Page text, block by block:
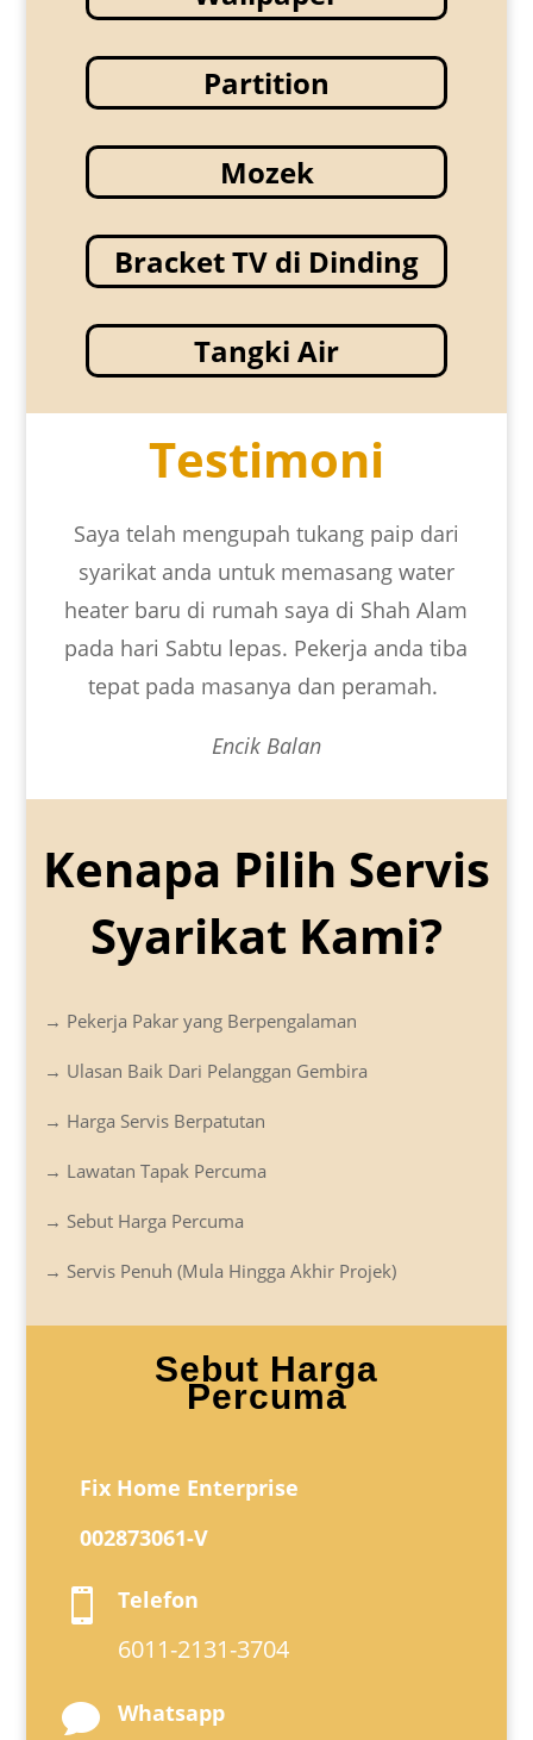
Partition
Mozek
Bracket TV di Dinding
Tangki Air
Testimoni
Saya telah mengupah tukang paip dari
syarikat anda untuk memasang water
heater baru di rumah saya di Shah Alam
pada hari Sabtu lepas. Pekerja anda tiba
tepat pada masanya dan peramah.
Encik Balan
Kenapa Pilih Servis
Syarikat Kami?
→ Pekerja Pakar yang Berpengalaman
→ Ulasan Baik Dari Pelanggan Gembira
→ Harga Servis Berpatutan
→ Lawatan Tapak Percuma
→ Sebut Harga Percuma
→ Servis Penuh (Mula Hingga Akhir Projek)
Sebut Harga
Percuma
Fix Home Enterprise
002873061-V
 Telefon
6011-2131-3704
 Whatsapp